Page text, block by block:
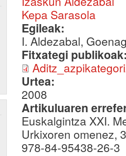
Kepa Sarasola
Egileak:
I. Aldezabal,
Fitxategi
Urtea:
2008
Artikuluaren
Euskalgintza XXI.
Urkixoren omenez,
978-84-95438-26-3